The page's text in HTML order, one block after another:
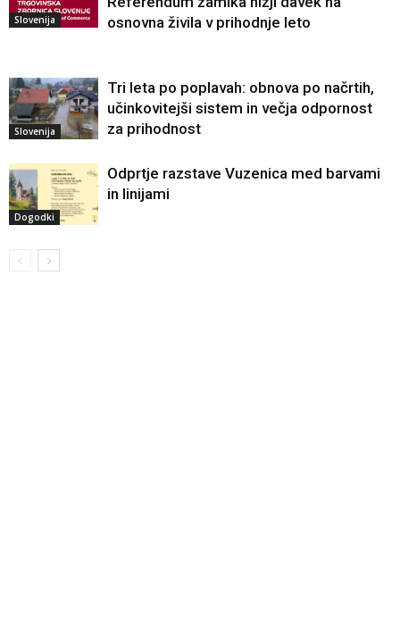
Slovenija
osnovna živila v prihodnje leto
Slovenija
Tri leta po poplavah: obnova po načrtih,
učinkovitejši sistem in večja odpornost
za prihodnost
Dogodki
Odprtje razstave Vuzenica med barvami
in linijami